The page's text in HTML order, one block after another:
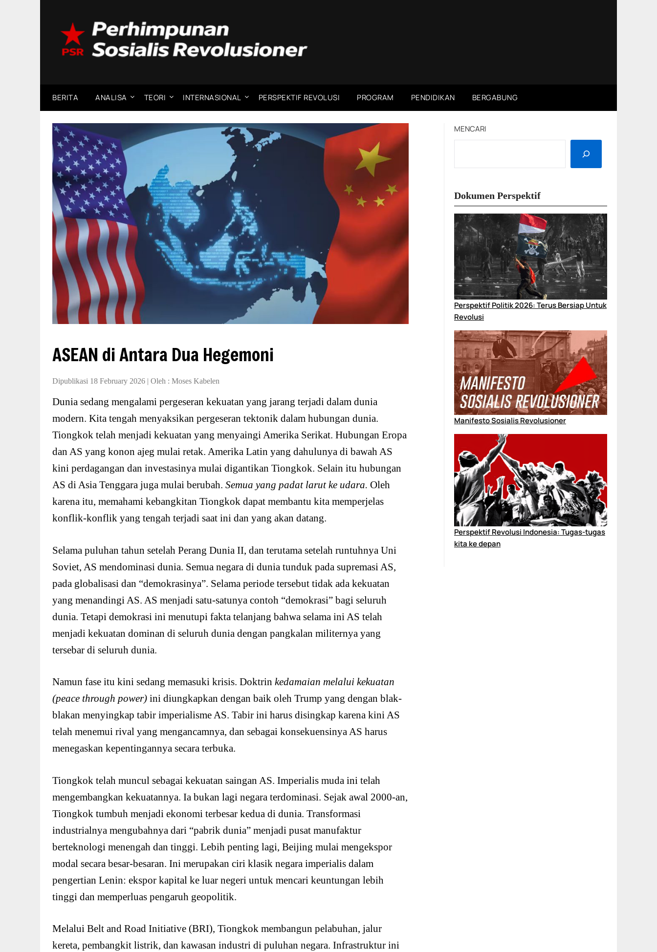
BERITA ANALISA TEORI INTERNASIONAL PERSPEKTIF REVOLUSI PROGRAM PENDIDIKAN BERGABUNG
ASEAN di Antara Dua Hegemoni
Dipublikasi 18 February 2026 | Oleh : Moses Kabelen
Dunia sedang mengalami pergeseran kekuatan yang jarang terjadi dalam dunia
modern. Kita tengah menyaksikan pergeseran tektonik dalam hubungan dunia.
Tiongkok telah menjadi kekuatan yang menyaingi Amerika Serikat. Hubungan Eropa
dan AS yang konon ajeg mulai retak. Amerika Latin yang dahulunya di bawah AS
kini perdagangan dan investasinya mulai digantikan Tiongkok. Selain itu hubungan
AS di Asia Tenggara juga mulai berubah. Semua yang padat larut ke udara. Oleh
karena itu, memahami kebangkitan Tiongkok dapat membantu kita memperjelas
konflik-konflik yang tengah terjadi saat ini dan yang akan datang.
Selama puluhan tahun setelah Perang Dunia II, dan terutama setelah runtuhnya Uni
Soviet, AS mendominasi dunia. Semua negara di dunia tunduk pada supremasi AS,
pada globalisasi dan “demokrasinya”. Selama periode tersebut tidak ada kekuatan
yang menandingi AS. AS menjadi satu-satunya contoh “demokrasi” bagi seluruh
dunia. Tetapi demokrasi ini menutupi fakta telanjang bahwa selama ini AS telah
menjadi kekuatan dominan di seluruh dunia dengan pangkalan militernya yang
tersebar di seluruh dunia.
Namun fase itu kini sedang memasuki krisis. Doktrin kedamaian melalui kekuatan
(peace through power) ini diungkapkan dengan baik oleh Trump yang dengan blak-
blakan menyingkap tabir imperialisme AS. Tabir ini harus disingkap karena kini AS
telah menemui rival yang mengancamnya, dan sebagai konsekuensinya AS harus
menegaskan kepentingannya secara terbuka.
Tiongkok telah muncul sebagai kekuatan saingan AS. Imperialis muda ini telah
mengembangkan kekuatannya. Ia bukan lagi negara terdominasi. Sejak awal 2000-an,
Tiongkok tumbuh menjadi ekonomi terbesar kedua di dunia. Transformasi
industrialnya mengubahnya dari “pabrik dunia” menjadi pusat manufaktur
berteknologi menengah dan tinggi. Lebih penting lagi, Beijing mulai mengekspor
modal secara besar-besaran. Ini merupakan ciri klasik negara imperialis dalam
pengertian Lenin: ekspor kapital ke luar negeri untuk mencari keuntungan lebih
tinggi dan memperluas pengaruh geopolitik.
Melalui Belt and Road Initiative (BRI), Tiongkok membangun pelabuhan, jalur
kereta, pembangkit listrik, dan kawasan industri di puluhan negara. Infrastruktur ini
MENCARI
Dokumen Perspektif
Perspektif Politik 2026: Terus Bersiap Untuk
Revolusi
Manifesto Sosialis Revolusioner
Perspektif Revolusi Indonesia: Tugas-tugas
kita ke depan